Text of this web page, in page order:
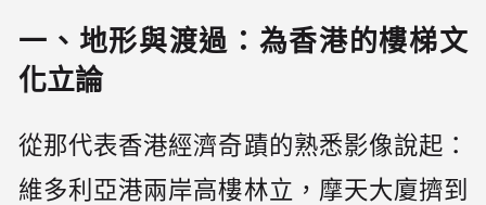
一、地形與渡過：為香港的樓梯文
化立論
從那代表香港經濟奇蹟的熟悉影像說起：
維多利亞港兩岸高樓林立，摩天大廈擠到